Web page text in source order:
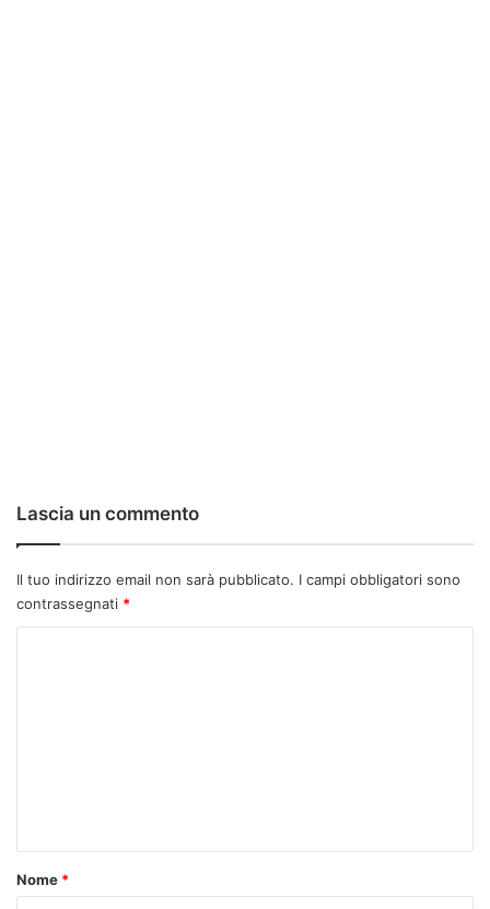
Lascia un commento
Il tuo indirizzo email non sarà pubblicato. I campi obbligatori sono
contrassegnati *
o
Nome *